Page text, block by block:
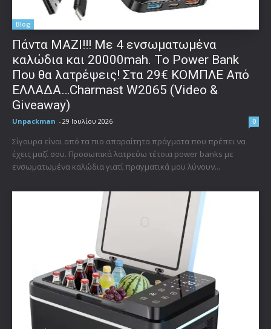
Blog
Πάντα ΜΑΖΙ!!! Με 4 ενσωματωμένα
καλώδια και 20000mah. Το Power Bank
Που θα λατρέψεις! Στα 29€ ΚΟΜΠΛΕ Από
ΕΛΛΑΔΑ…Charmast W2065 (Video &
Giveaway)
Unpackman - 29 Ιουλίου 2026 0
Σίγουρα είναι από τα πιο απαραίτητα πράγματα που πρέπει να
έχεις μαζί σου. Προσωπικά λατρεύω τέτοια power banks με
ενσωματωμένα καλώδια γιατί πραγματικά μου λύνουν...